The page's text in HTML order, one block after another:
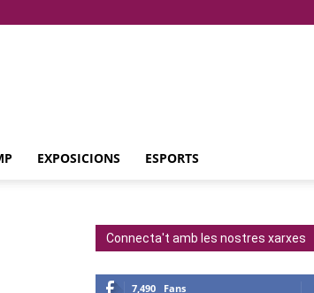
EXPOSICIONS ESPORTS
Connecta't amb les nostres xarxes
7,490 Fans